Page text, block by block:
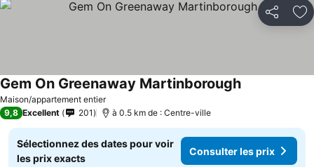
Partager
Maison/appartement entier
Gem On Greenaway Martinborough
9,8 Excellent 201 à 0.5 km de : Centre-ville
Sélectionnez des dates pour voir
les prix exacts
Consulter les prix